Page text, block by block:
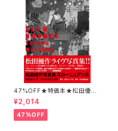
47%OFF★特価本★松田優作
写真集 スローニュアンス 渡邉
俊夫著／松田美由紀監修
¥2,014
47%OFF